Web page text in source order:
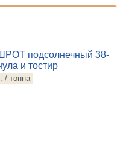
подсолнечный 38-
и тостир
/ тонна